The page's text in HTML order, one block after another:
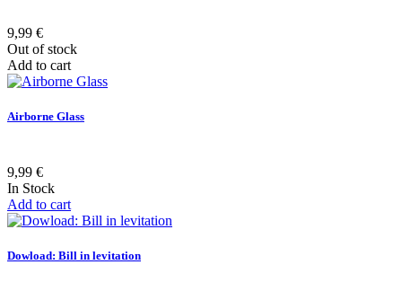
9,99 €
Out of stock
Add to cart
Airborne Glass
9,99 €
In Stock
Add to cart
Dowload: Bill in levitation